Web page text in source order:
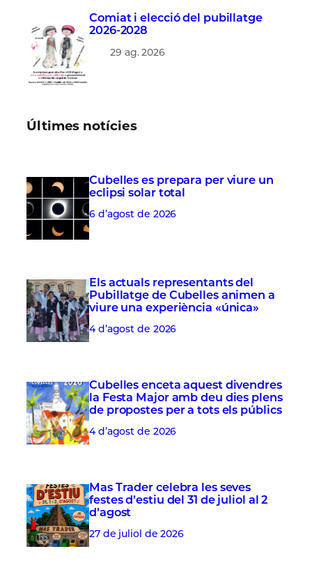
Comiat i elecció del pubillatge
2026-2028
29 ag. 2026
Últimes notícies
Cubelles es prepara per viure un
eclipsi solar total
6 d’agost de 2026
Els actuals representants del
Pubillatge de Cubelles animen a
viure una experiència «única»
4 d’agost de 2026
Cubelles enceta aquest divendres
la Festa Major amb deu dies plens
de propostes per a tots els públics
4 d’agost de 2026
Mas Trader celebra les seves
festes d’estiu del 31 de juliol al 2
d’agost
27 de juliol de 2026